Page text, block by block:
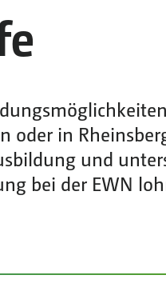
oder in
und
bei der EWN